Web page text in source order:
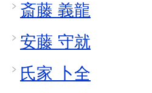
斎藤 義龍
安藤 守就
氏家 卜全